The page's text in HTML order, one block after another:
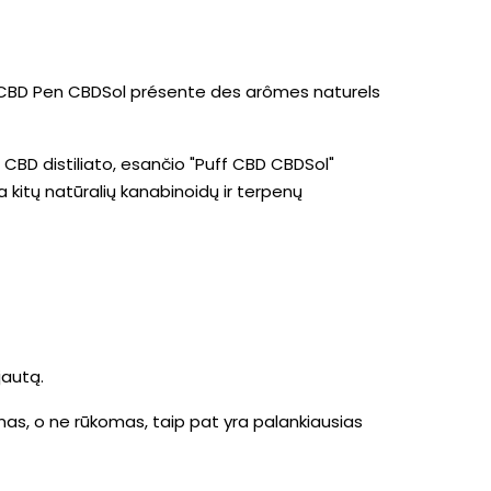
Pen CBDSol présente des arômes naturels
distiliato, esančio "Puff CBD CBDSol"
kitų natūralių kanabinoidų ir terpenų
o ne rūkomas, taip pat yra palankiausias